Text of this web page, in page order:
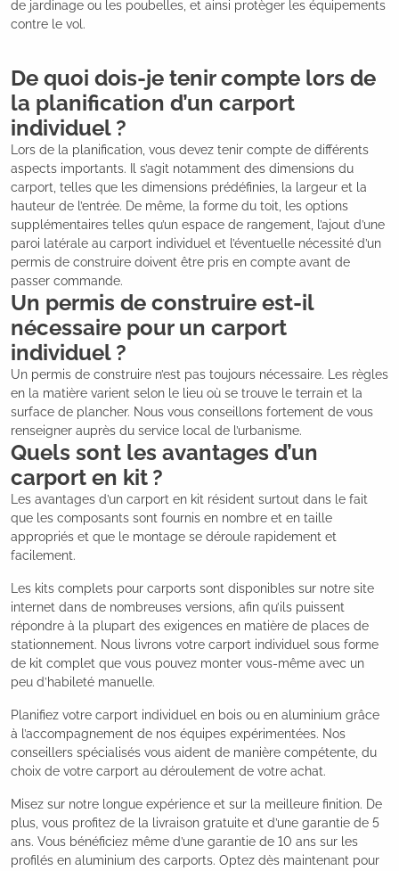
de jardinage ou les poubelles, et ainsi protèger les équipements
contre le vol.
De quoi dois-je tenir compte lors de
la planification d’un carport
individuel ?
Lors de la planification, vous devez tenir compte de différents
aspects importants. Il s’agit notamment des dimensions du
carport, telles que les dimensions prédéfinies, la largeur et la
hauteur de l’entrée. De même, la forme du toit, les options
supplémentaires telles qu’un espace de rangement, l’ajout d’une
paroi latérale au carport individuel et l’éventuelle nécessité d’un
permis de construire doivent être pris en compte avant de
passer commande.
Un permis de construire est-il
nécessaire pour un carport
individuel ?
Un permis de construire n’est pas toujours nécessaire. Les règles
en la matière varient selon le lieu où se trouve le terrain et la
surface de plancher. Nous vous conseillons fortement de vous
renseigner auprès du service local de l’urbanisme.
Quels sont les avantages d’un
carport en kit ?
Les avantages d’un carport en kit résident surtout dans le fait
que les composants sont fournis en nombre et en taille
appropriés et que le montage se déroule rapidement et
facilement.
Les kits complets pour carports sont disponibles sur notre site
internet dans de nombreuses versions, afin qu’ils puissent
répondre à la plupart des exigences en matière de places de
stationnement. Nous livrons votre carport individuel sous forme
de kit complet que vous pouvez monter vous-même avec un
peu d’habileté manuelle.
Planifiez votre carport individuel en bois ou en aluminium grâce
à l’accompagnement de nos équipes expérimentées. Nos
conseillers spécialisés vous aident de manière compétente, du
choix de votre carport au déroulement de votre achat.
Misez sur notre longue expérience et sur la meilleure finition. De
plus, vous profitez de la livraison gratuite et d’une garantie de 5
ans. Vous bénéficiez même d’une garantie de 10 ans sur les
profilés en aluminium des carports. Optez dès maintenant pour